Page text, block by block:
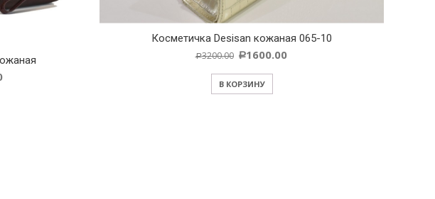
Косметичка Desisan кожаная 065-10
Р3200.00 Р1600.00
В КОРЗИНУ